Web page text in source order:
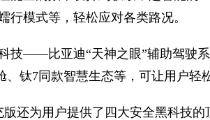
行模式等，轻松应对各类路况。
技——比亚迪“天神之眼”辅助驾驶
、钛7同款智慧生态等，可让用户轻
版还为用户提供了四大安全黑科技的